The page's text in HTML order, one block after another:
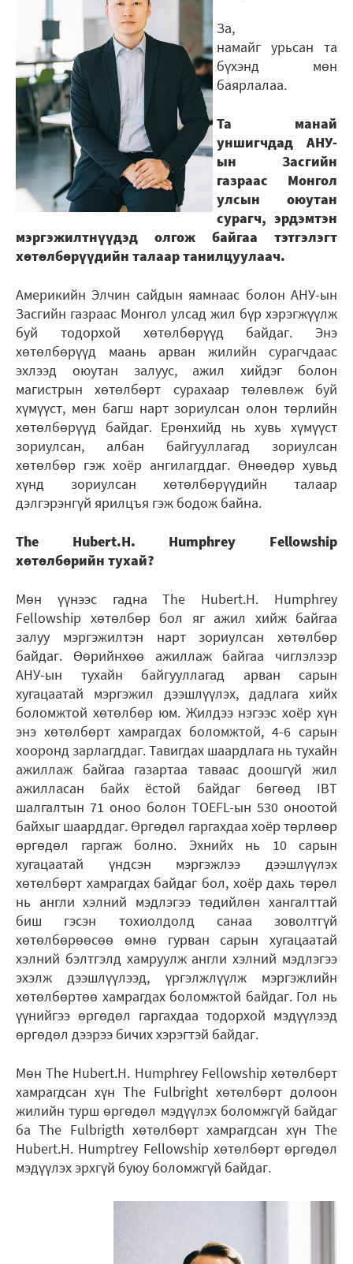
За,
намайг урьсан та
бүхэнд мөн
баярлалаа.
Та манай
уншигчдад АНУ-
ын Засгийн
газраас Монгол
улсын оюутан
сурагч, эрдэмтэн
мэргэжилтнүүдэд олгож байгаа тэтгэлэгт
хөтөлбөрүүдийн талаар танилцуулаач.
Америкийн Элчин сайдын яамнаас болон АНУ-ын
Засгийн газраас Монгол улсад жил бүр хэрэгжүүлж
буй тодорхой хөтөлбөрүүд байдаг. Энэ
хөтөлбөрүүд маань арван жилийн сурагчдаас
эхлээд оюутан залуус, ажил хийдэг болон
магистрын хөтөлбөрт сурахаар төлөвлөж буй
хүмүүст, мөн багш нарт зориулсан олон төрлийн
хөтөлбөрүүд байдаг. Ерөнхийд нь хувь хүмүүст
зориулсан, албан байгууллагад зориулсан
хөтөлбөр гэж хоёр ангилагддаг. Өнөөдөр хувьд
хүнд зориулсан хөтөлбөрүүдийн талаар
дэлгэрэнгүй ярилцъя гэж бодож байна.
The Hubert.H. Humphrey Fellowship
хөтөлбөрийн тухай?
Мөн үүнээс гадна The Hubert.H. Humphrey
Fellowship хөтөлбөр бол яг ажил хийж байгаа
залуу мэргэжилтэн нарт зориулсан хөтөлбөр
байдаг. Өөрийнхөө ажиллаж байгаа чиглэлээр
АНУ-ын тухайн байгууллагад арван сарын
хугацаатай мэргэжил дээшлүүлэх, дадлага хийх
боломжтой хөтөлбөр юм. Жилдээ нэгээс хоёр хүн
энэ хөтөлбөрт хамрагдах боломжтой, 4-6 сарын
хооронд зарлагддаг. Тавигдах шаардлага нь тухайн
ажиллаж байгаа газартаа таваас доошгүй жил
ажилласан байх ёстой байдаг бөгөөд IBT
шалгалтын 71 оноо болон TOEFL-ын 530 оноотой
байхыг шаарддаг. Өргөдөл гаргахдаа хоёр төрлөөр
өргөдөл гаргаж болно. Эхнийх нь 10 сарын
хугацаатай үндсэн мэргэжлээ дээшлүүлэх
хөтөлбөрт хамрагдах байдаг бол, хоёр дахь төрөл
нь англи хэлний мэдлэгээ төдийлөн хангалттай
биш гэсэн тохиолдолд санаа зоволтгүй
хөтөлбөрөөсөө өмнө гурван сарын хугацаатай
хэлний бэлтгэлд хамруулж англи хэлний мэдлэгээ
эхэлж дээшлүүлээд, үргэлжлүүлж мэргэжлийн
хөтөлбөртөө хамрагдах боломжтой байдаг. Гол нь
үүнийгээ өргөдөл гаргахдаа тодорхой мэдүүлээд
өргөдөл дээрээ бичих хэрэгтэй байдаг.
Мөн The Hubert.H. Humphrey Fellowship хөтөлбөрт
хамрагдсан хүн The Fulbright хөтөлбөрт долоон
жилийн турш өргөдөл мэдүүлэх боломжгүй байдаг
ба The Fulbrigth хөтөлбөрт хамрагдсан хүн The
Hubert.H. Humptrey Fellowship хөтөлбөрт өргөдөл
мэдүүлэх эрхгүй буюу боломжгүй байдаг.